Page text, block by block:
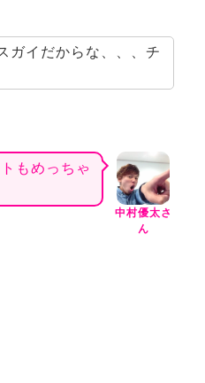
ガイだからな、、、チ
中村優太さ
ん
もめっちゃ